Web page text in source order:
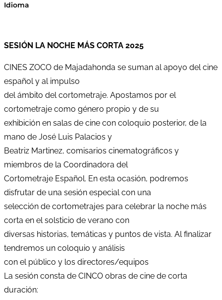
Idioma
SESIÓN LA NOCHE MÁS CORTA 2025
CINES ZOCO de Majadahonda se suman al apoyo del cine
español y al impulso
del ámbito del cortometraje. Apostamos por el
cortometraje como género propio y de su
exhibición en salas de cine con coloquio posterior, de la
mano de José Luis Palacios y
Beatriz Martinez, comisarios cinematográficos y
miembros de la Coordinadora del
Cortometraje Español. En esta ocasión, podremos
disfrutar de una sesión especial con una
selección de cortometrajes para celebrar la noche más
corta en el solsticio de verano con
diversas historias, temáticas y puntos de vista. Al finalizar
tendremos un coloquio y análisis
con el público y los directores/equipos
La sesión consta de CINCO obras de cine de corta
duración: